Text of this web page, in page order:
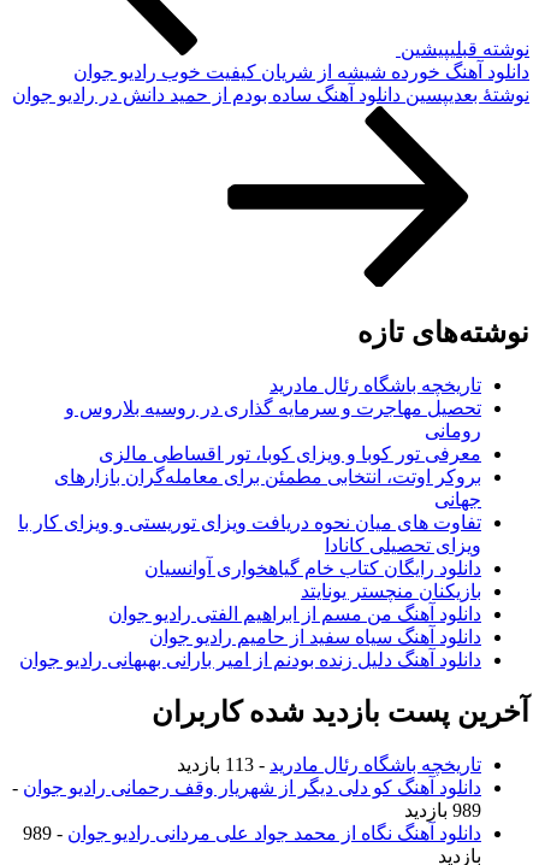
نوشته قبلیپیشین
دانلود آهنگ خورده شیشه از شریان کیفیت خوب رادیو جوان
نوشته‌ٔ بعدیپسین دانلود آهنگ ساده بودم از حمید دانش در رادیو جوان
نوشته‌های تازه
تاریخچه باشگاه رئال مادرید
تحصیل مهاجرت و سرمایه گذاری در روسیه بلاروس و
رومانی
معرفی تور کوبا و ویزای کوبا، تور اقساطی مالزی
بروکر اوتت، انتخابی مطمئن برای معامله‌گران بازارهای
جهانی
تفاوت های میان نحوه دریافت ویزای توریستی و ویزای کار با
ویزای تحصیلی کانادا
دانلود رایگان کتاب خام گیاهخواری آوانسیان
بازیکنان منچستر یونایتد
دانلود آهنگ من مسم از ابراهیم الفتی رادیو جوان
دانلود آهنگ سیاه سفید از حامیم رادیو جوان
دانلود آهنگ دلیل زنده بودنم از امیر بارانی بهبهانی رادیو جوان
آخرین پست بازدید شده کاربران
تاریخچه باشگاه رئال مادرید - 113 بازدید
دانلود آهنگ کو دلی دیگر از شهریار وقف رحمانی رادیو جوان -
989 بازدید
دانلود آهنگ نگاه از محمد جواد علی مردانی رادیو جوان
- 989
بازدید